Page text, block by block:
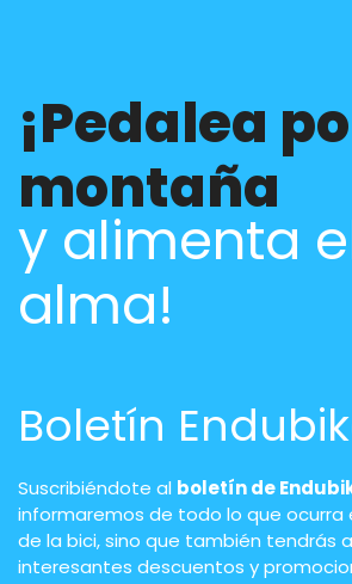
¡Pedalea
montaña
y alimenta
alma!
Boletín
Suscribiéndote al boletín de
informaremos de todo lo que ocurra
de la bici, sino que también tendrás
interesantes descuentos y